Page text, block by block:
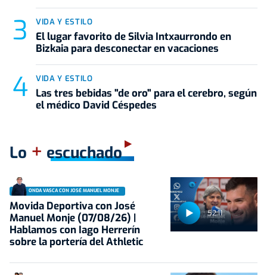
VIDA Y ESTILO
El lugar favorito de Silvia Intxaurrondo en
Bizkaia para desconectar en vacaciones
VIDA Y ESTILO
Las tres bebidas "de oro" para el cerebro, según
el médico David Céspedes
Lo + escuchado
52:11
ONDA VASCA CON JOSÉ MANUEL MONJE
Movida Deportiva con José
Manuel Monje (07/08/26) |
Hablamos con Iago Herrerín
sobre la portería del Athletic